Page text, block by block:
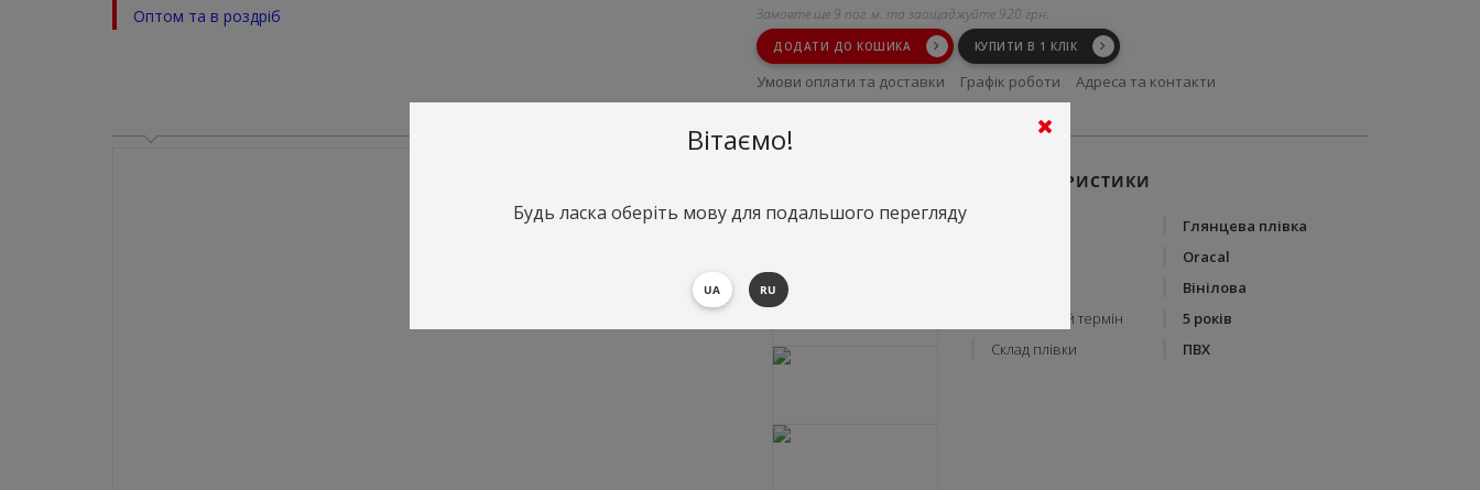
Оптом та в роздріб Замовте ще 9 пог. м. та заощаджуйте 920 грн.
ДОДАТИ ДО КОШИКА КУПИТИ В 1 КЛІК
Умови оплати та доставки Графік роботи
Адреса та контакти
Умови повернення
ХАРАКТЕРИСТИКИ
Глянцева плівка
Oracal
Вінілова
Гарантійний термін
5 років
Склад плівки
ПВХ
Вітаємо!
Будь ласка оберіть мову для подальшого перегляду
UA RU